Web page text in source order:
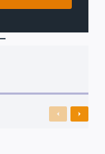
Previous
Next